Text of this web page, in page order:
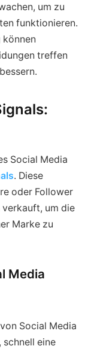
um zu
funktionieren.
treffen
Social Media
. Diese
oder Follower
um die
Marke zu
Media
Social Media
schnell eine